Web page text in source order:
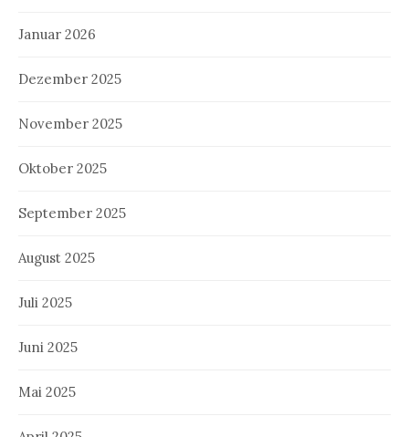
Januar 2026
Dezember 2025
November 2025
Oktober 2025
September 2025
August 2025
Juli 2025
Juni 2025
Mai 2025